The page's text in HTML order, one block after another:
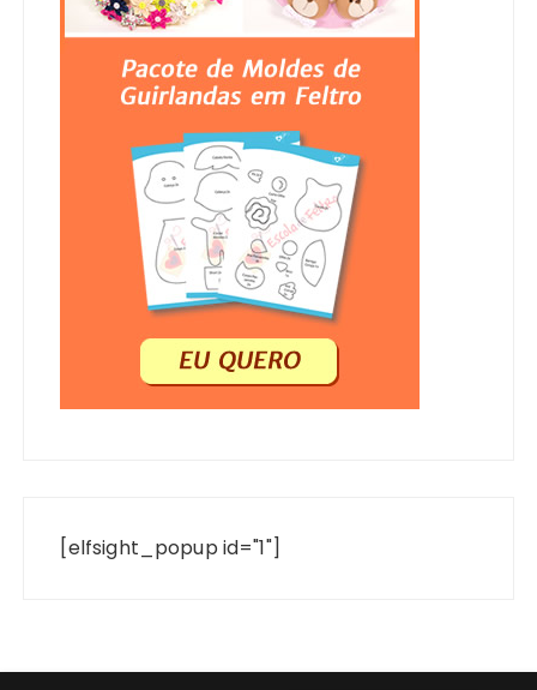
[elfsight_popup id="1"]